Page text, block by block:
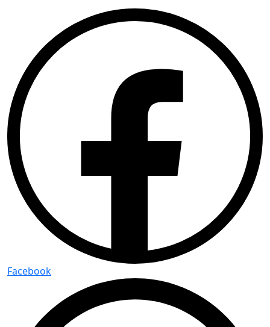
Facebook